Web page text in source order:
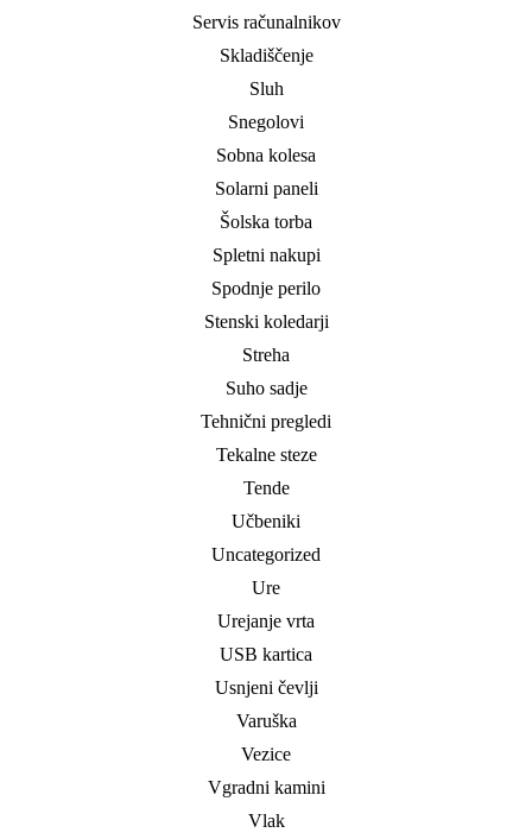
Servis računalnikov
Skladiščenje
Sluh
Snegolovi
Sobna kolesa
Solarni paneli
Šolska torba
Spletni nakupi
Spodnje perilo
Stenski koledarji
Streha
Suho sadje
Tehnični pregledi
Tekalne steze
Tende
Učbeniki
Uncategorized
Ure
Urejanje vrta
USB kartica
Usnjeni čevlji
Varuška
Vezice
Vgradni kamini
Vlak